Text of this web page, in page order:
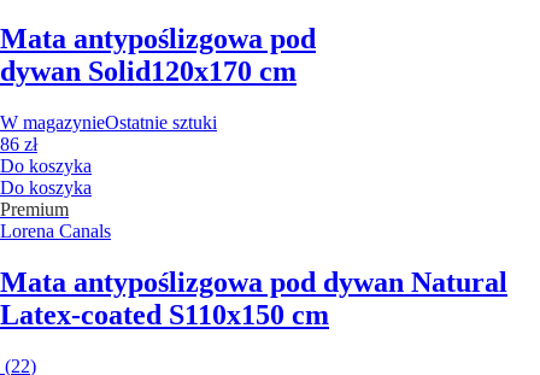
Mata antypoślizgowa pod
dywan Solid120x170 cm
W magazynieOstatnie sztuki
86 zł
Do koszyka
Do koszyka
Premium
Lorena Canals
Mata antypoślizgowa pod dywan Natural
Latex-coated S110x150 cm
(22)